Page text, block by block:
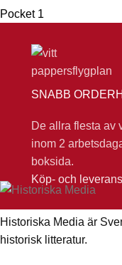
Pocket 1
SNABB
De allra flesta av
inom 2
boksida.
Köp- och
Historiska Media är
historisk litteratur.